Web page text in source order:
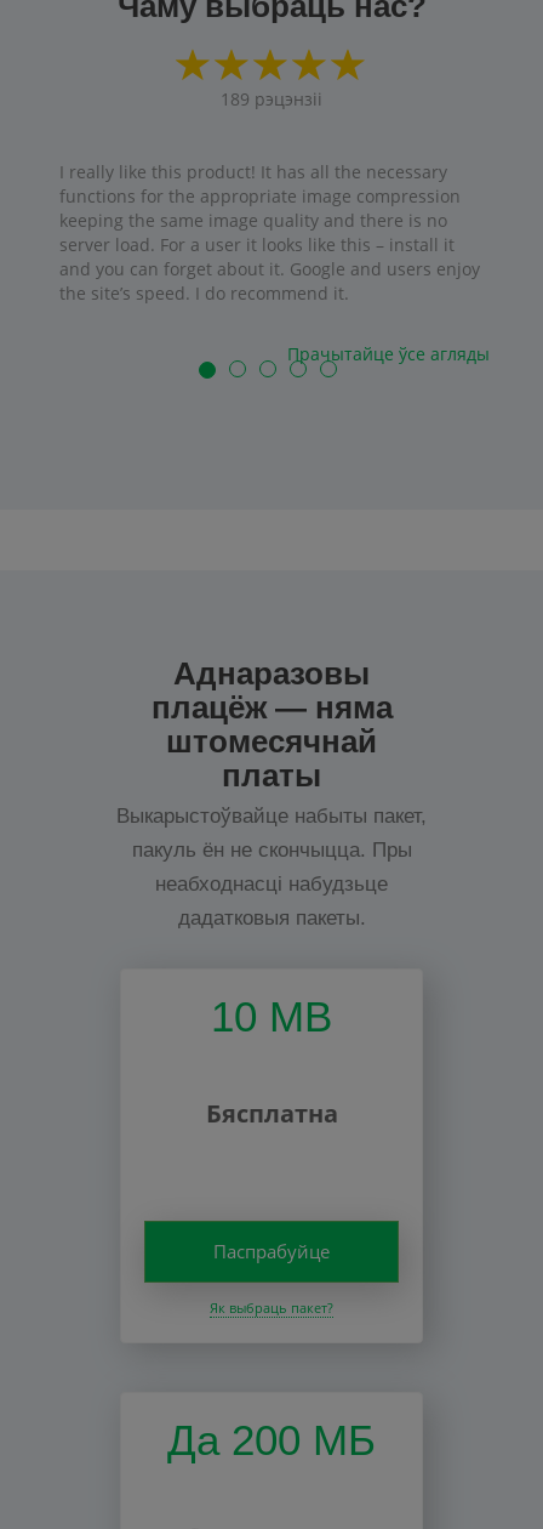
189 рэцэнзіі
I really like this product! It has all the necessary
functions for the appropriate image compression
keeping the same image quality and there is no
server load. For a user it looks like this – install it
and you can forget about it. Google and users enjoy
the site’s speed. I do recommend it.
Прачытайце ўсе агляды
Аднаразовы
плацёж — няма
штомесячнай
платы
Выкарыстоўвайце набыты пакет,
пакуль ён не скончыцца. Пры
неабходнасці набудзьце
дадатковыя пакеты.
10 MB
Бясплатна
Паспрабуйце
Як выбраць пакет?
Да 200 МБ